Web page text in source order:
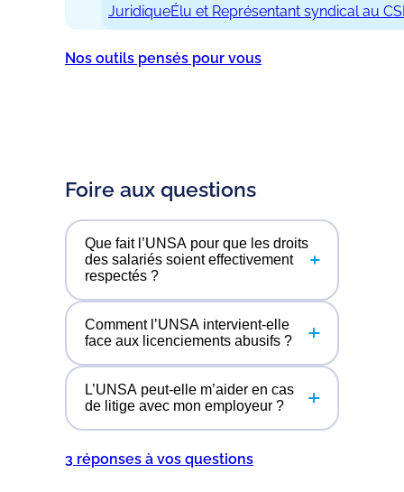
JuridiqueÉlu et Représentant syndical au
Nos outils pensés pour vous
Foire aux questions
Que fait l’UNSA pour que les droits
des salariés soient effectivement
respectés ?
Nous formons nos représentants,
nous documentons les violations,
nous agissons en justice quand
nécessaire et nous alertons
l’inspection du travail. Le droit du
appliqué et notre rôle est
Comment l’UNSA intervient-elle
face aux licenciements abusifs ?
Nous contestons les licenciements
sans cause réelle et sérieuse avec
médiation, procédure
L’UNSA peut-elle m’aider en cas
de litige avec mon employeur ?
Oui. Nos représentants et
3 réponses à vos questions